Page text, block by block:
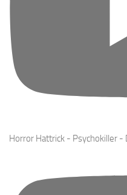
Horror Hattrick - Psychokiller